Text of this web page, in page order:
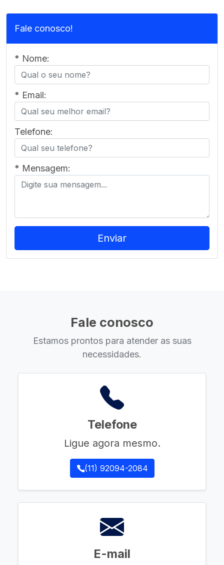
Fale conosco!
* Nome:
* Email:
Telefone:
* Mensagem:
Fale conosco
Estamos prontos para atender as suas
necessidades.
Telefone
Ligue agora mesmo.
(11) 92094-2084
E-mail